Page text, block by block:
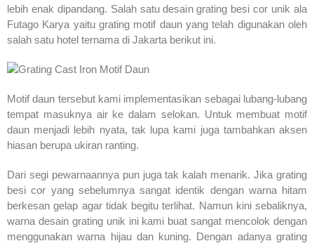
lebih enak dipandang. Salah satu desain grating besi cor unik ala
Futago Karya yaitu grating motif daun yang telah digunakan oleh
salah satu hotel ternama di Jakarta berikut ini.
Motif daun tersebut kami implementasikan sebagai lubang-lubang
tempat masuknya air ke dalam selokan. Untuk membuat motif
daun menjadi lebih nyata, tak lupa kami juga tambahkan aksen
hiasan berupa ukiran ranting.
Dari segi pewarnaannya pun juga tak kalah menarik. Jika grating
besi cor yang sebelumnya sangat identik dengan warna hitam
berkesan gelap agar tidak begitu terlihat. Namun kini sebaliknya,
warna desain grating unik ini kami buat sangat mencolok dengan
menggunakan warna hijau dan kuning. Dengan adanya grating